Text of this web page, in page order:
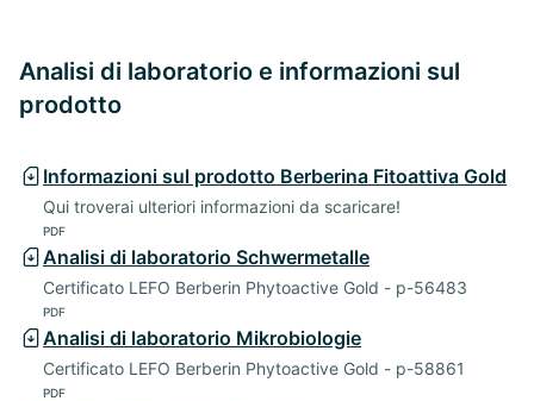
Analisi di laboratorio e informazioni sul
prodotto
Informazioni sul prodotto Berberina Fitoattiva Gold
Qui troverai ulteriori informazioni da scaricare!
PDF
Analisi di laboratorio Schwermetalle
Certificato LEFO Berberin Phytoactive Gold - p-56483
PDF
Analisi di laboratorio Mikrobiologie
Certificato LEFO Berberin Phytoactive Gold - p-58861
PDF